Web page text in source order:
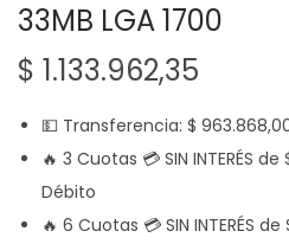
33MB LGA 1700
$ 1.133.962,35
💵 Transferencia: $
🔥 3 Cuotas 💳 SIN INTERÉS de
Débito
🔥 6 Cuotas 💳 SIN INTERÉS de